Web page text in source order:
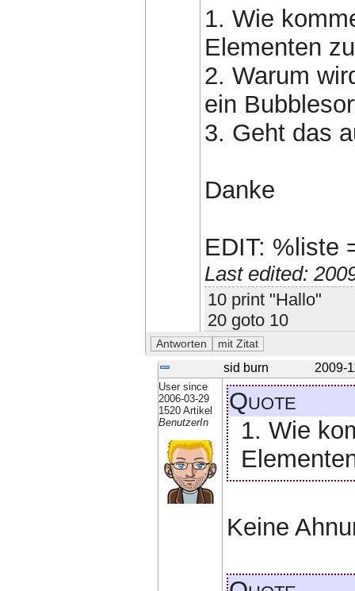
1. Wie
Elementen
2. Warum
ein
3. Geht das
Danke
EDIT: %liste
Last edited:
10 print "Hallo"
20 goto 10
sid burn 2009-
User since
2006-03-29
1520 Artikel
BenutzerIn
Quote
1. Wie
Keine